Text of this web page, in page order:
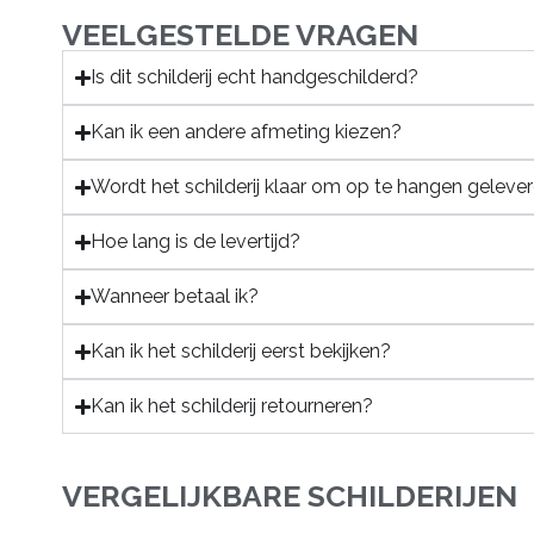
VEELGESTELDE VRAGEN
Is dit schilderij echt handgeschilderd?
Kan ik een andere afmeting kiezen?
Wordt het schilderij klaar om op te hangen
Hoe lang is de levertijd?
Wanneer betaal ik?
Kan ik het schilderij eerst bekijken?
Kan ik het schilderij retourneren?
VERGELIJKBARE SCHILDERIJEN